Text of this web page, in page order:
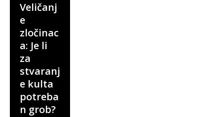
Veličanj
e
zločinac
a: Je li
za
stvaranj
e kulta
potreba
n grob?